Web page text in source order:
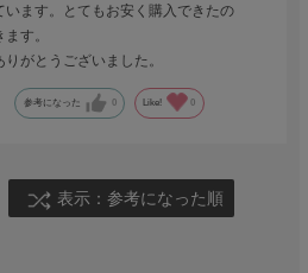
ます。とてもお安く購入できたの
す。
がとうございました。
参考になった 0 Like! 0
表示：参考になった順